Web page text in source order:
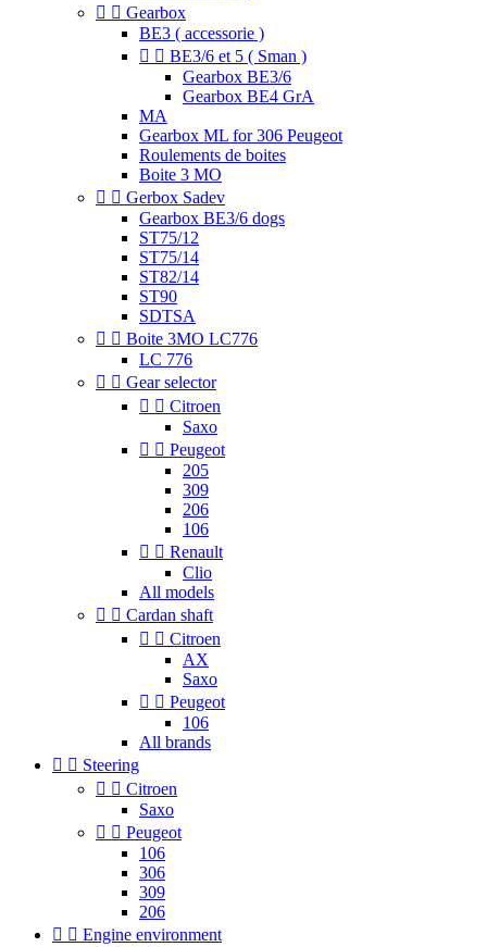
  Gearbox
BE3 ( accessorie )
  BE3/6 et 5 ( Sman )
Gearbox BE3/6
Gearbox BE4 GrA
MA
Gearbox ML for 306 Peugeot
Roulements de boites
Boite 3 MO
  Gerbox Sadev
Gearbox BE3/6 dogs
ST75/12
ST75/14
ST82/14
ST90
SDTSA
  Boite 3MO LC776
LC 776
  Gear selector
  Citroen
Saxo
  Peugeot
205
309
206
106
  Renault
Clio
All models
  Cardan shaft
  Citroen
AX
Saxo
  Peugeot
106
All brands
  Steering
  Citroen
Saxo
  Peugeot
106
306
309
206
  Engine environment